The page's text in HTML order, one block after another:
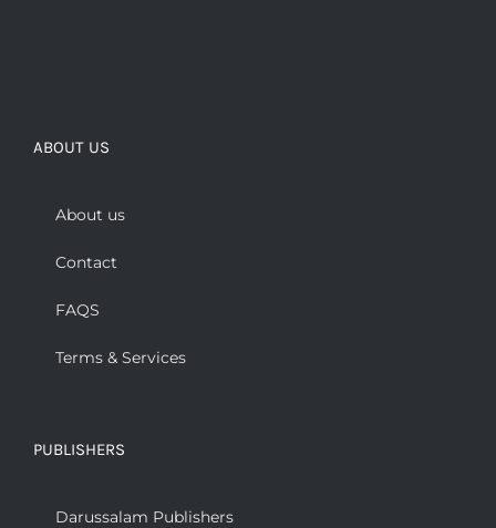
ABOUT US
About us
Contact
FAQS
Terms & Services
PUBLISHERS
Darussalam Publishers